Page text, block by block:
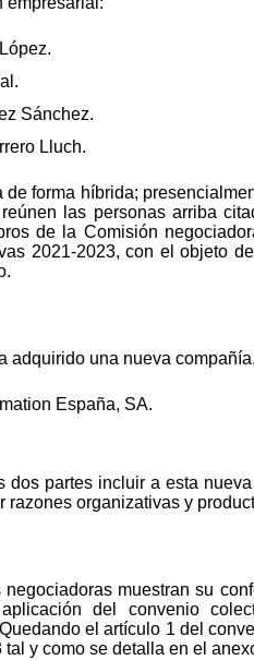
Sánchez.
Lluch.
de forma híbrida;
las personas arriba
de la Comisión
2021-2023, con el objeto
adquirido una nueva
España, SA.
dos partes incluir a esta
razones organizativas y
muestran su
del convenio
el artículo 1 del
y como se detalla en el